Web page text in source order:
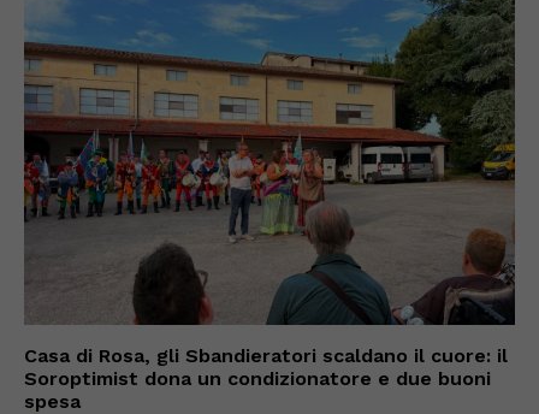
Casa di Rosa, gli Sbandieratori scaldano il cuore: il
Soroptimist dona un condizionatore e due buoni
spesa